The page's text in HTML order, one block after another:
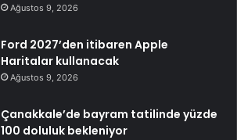
Ağustos 9, 2026
Ford 2027’den itibaren Apple
Haritalar kullanacak
Ağustos 9, 2026
Çanakkale’de bayram tatilinde yüzde
100 doluluk bekleniyor